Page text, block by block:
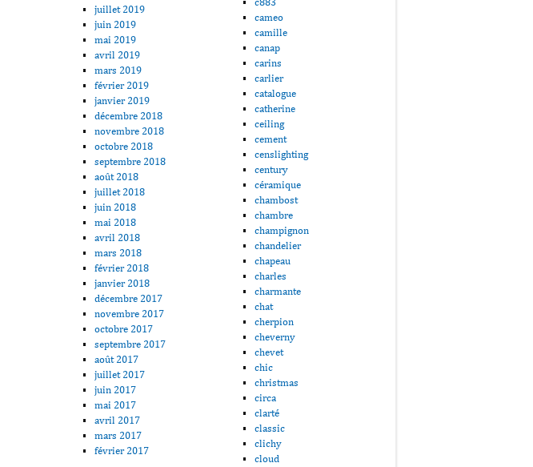
juillet 2019
juin 2019
mai 2019
avril 2019
mars 2019
février 2019
janvier 2019
décembre 2018
novembre 2018
octobre 2018
septembre 2018
août 2018
juillet 2018
juin 2018
mai 2018
avril 2018
mars 2018
février 2018
janvier 2018
décembre 2017
novembre 2017
octobre 2017
septembre 2017
août 2017
juillet 2017
juin 2017
mai 2017
avril 2017
mars 2017
février 2017
cameo
camille
canap
carins
carlier
catalogue
catherine
ceiling
cement
censlighting
century
céramique
chambost
chambre
champignon
chandelier
chapeau
charles
charmante
chat
cherpion
cheverny
chevet
chic
christmas
circa
clarté
classic
clichy
cloud